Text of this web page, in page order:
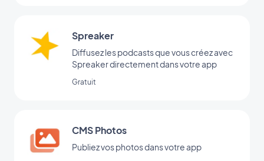
Spreaker
Diffusez les podcasts que vous créez avec
Spreaker directement dans votre app
Gratuit
CMS Photos
Publiez vos photos dans votre app